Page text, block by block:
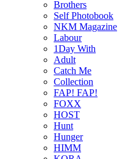
Brothers
Self Photobook
NKM Magazine
Labour
1Day With
Adult
Catch Me
Collection
FAP! FAP!
FOXX
HOST
Hunt
Hunger
HIMM